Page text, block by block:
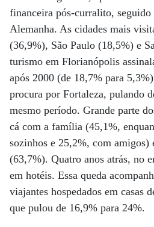
financeira pós-curralito,
Alemanha. As cidades mais
(36,9%), São Paulo (18,5%) e
turismo em Florianópolis
após 2000 (de 18,7% para
procura por Fortaleza, pulando
mesmo período. Grande parte
cá com a família (45,1%,
sozinhos e 25,2%, com amigos)
(63,7%). Quatro anos atrás, no
em hotéis. Essa queda
viajantes hospedados em casas
que pulou de 16,9% para 24%.